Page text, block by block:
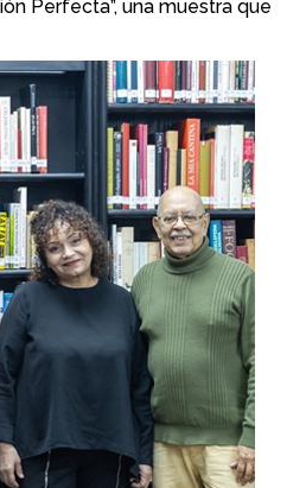
Perfecta”, una muestra que